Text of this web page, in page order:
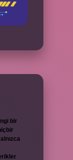
bir